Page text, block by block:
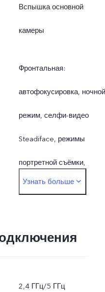
Вспышка основной
камеры
Фронтальная:
автофокусировка, ночной
режим, селфи-видео
Steadiface, режимы
портретной съёмки,
двойная экспозиция,
Beauty, видео Dual-View,
Узнать больше
2,4 ГГц/5 ГГц